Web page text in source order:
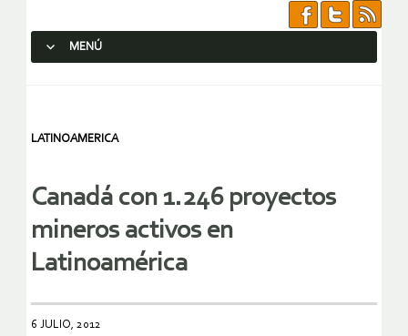
MENÚ
LATINOAMERICA
Canadá con 1.246 proyectos
mineros activos en
Latinoamérica
6 JULIO, 2012